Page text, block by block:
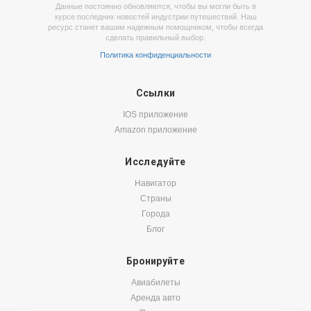
Данные постоянно обновляются, чтобы вы могли быть в
курсе последних новостей индустрии путешествий. Наш
ресурс станет вашим надежным помощником, чтобы всегда
сделать правильный выбор.
Политика конфиденциальности
Ссылки
IOS приложение
Amazon приложение
Исследуйте
Навигатор
Страны
Города
Блог
Бронируйте
Авиабилеты
Аренда авто